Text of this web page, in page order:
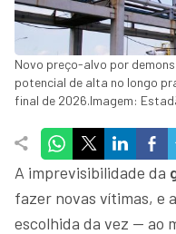
Novo preço-alvo por
potencial de alta no longo
final de 2026.Imagem:
A imprevisibilidade da
fazer novas vítimas, e a
escolhida da vez — ao